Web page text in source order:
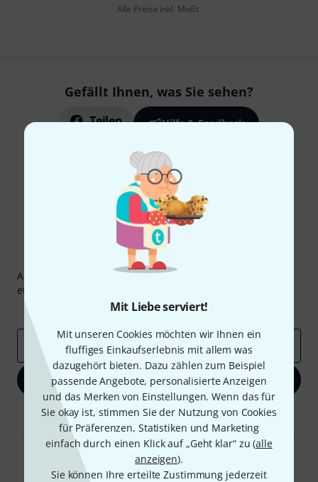
Mit Liebe serviert!
Mit unseren Cookies möchten wir Ihnen ein
fluffiges Einkaufserlebnis mit allem was
dazugehört bieten. Dazu zählen zum Beispiel
passende Angebote, personalisierte Anzeigen
und das Merken von Einstellungen. Wenn das für
Sie okay ist, stimmen Sie der Nutzung von Cookies
für Präferenzen, Statistiken und Marketing
einfach durch einen Klick auf „Geht klar“ zu (alle
anzeigen).
Sie können Ihre erteilte Zustimmung jederzeit
Alle Preise inkl. MwSt.
Gefällt Ihnen, was Sie sehen?
Teilen Hilfe & Feedback
Thomann Newsletter
Abonniere den Thomann Newsletter und gewinne mit
etwas Glück einen von
Inspirierende Beiträge
Deals
E-Mail-Adresse*
Jetzt anmelden
Mit Klick auf „Jetzt anmelden“ stimmen Sie dem Erhalt von E-Mail-
Werbung und einer Messung des E-Mail-Nutzungsverhaltens zu. Die
Abmeldung ist jederzeit möglich. Weitere Informationen finden Sie in
unserenDatenschutzhinweisen.
* Pflichtfeld